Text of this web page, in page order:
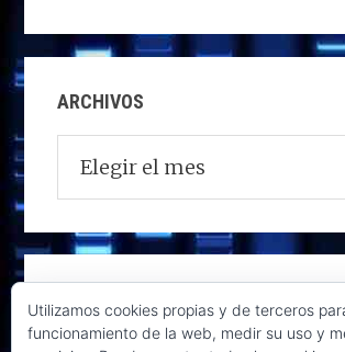
ARCHIVOS
Utilizamos cookies propias y de terceros
funcionamiento de la web, medir su uso y